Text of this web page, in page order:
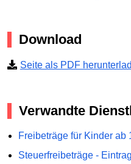
Download
Seite als PDF
Verwandte
Freibeträge für Kinder ab
Steuerfreibeträge -